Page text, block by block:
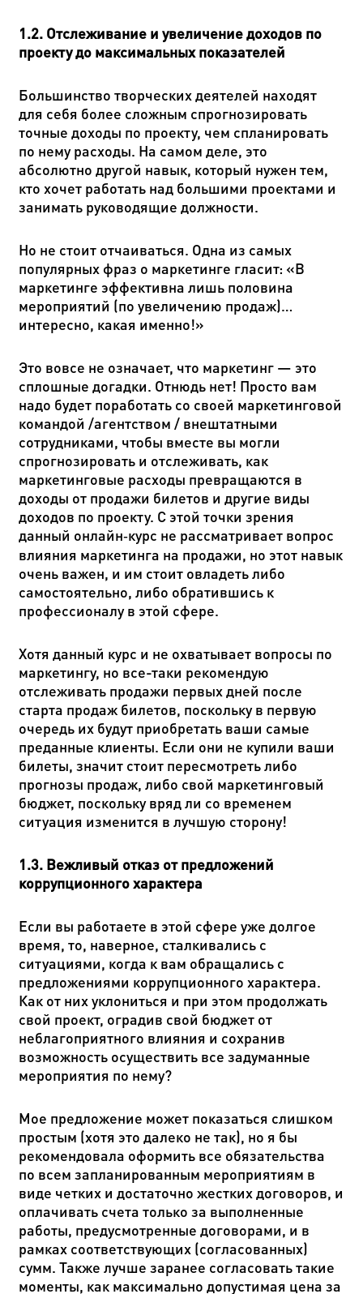
1.2. Отслеживание и увеличение доходов по
проекту до максимальных показателей
Большинство творческих деятелей находят
для себя более сложным спрогнозировать
точные доходы по проекту, чем спланировать
по нему расходы. На самом деле, это
абсолютно другой навык, который нужен тем,
кто хочет работать над большими проектами и
занимать руководящие должности.
Но не стоит отчаиваться. Одна из самых
популярных фраз о маркетинге гласит: «В
маркетинге эффективна лишь половина
мероприятий (по увеличению продаж)…
интересно, какая именно!»
Это вовсе не означает, что маркетинг — это
сплошные догадки. Отнюдь нет! Просто вам
надо будет поработать со своей маркетинговой
командой /агентством / внештатными
сотрудниками, чтобы вместе вы могли
спрогнозировать и отслеживать, как
маркетинговые расходы превращаются в
доходы от продажи билетов и другие виды
доходов по проекту. С этой точки зрения
данный онлайн‑курс не рассматривает вопрос
влияния маркетинга на продажи, но этот навык
очень важен, и им стоит овладеть либо
самостоятельно, либо обратившись к
профессионалу в этой сфере.
Хотя данный курс и не охватывает вопросы по
маркетингу, но все-таки рекомендую
отслеживать продажи первых дней после
старта продаж билетов, поскольку в первую
очередь их будут приобретать ваши самые
преданные клиенты. Если они не купили ваши
билеты, значит стоит пересмотреть либо
прогнозы продаж, либо свой маркетинговый
бюджет, поскольку вряд ли со временем
ситуация изменится в лучшую сторону!
1.3. Вежливый отказ от предложений
коррупционного характера
Если вы работаете в этой сфере уже долгое
время, то, наверное, сталкивались с
ситуациями, когда к вам обращались с
предложениями коррупционного характера.
Как от них уклониться и при этом продолжать
свой проект, оградив свой бюджет от
неблагоприятного влияния и сохранив
возможность осуществить все задуманные
мероприятия по нему?
Мое предложение может показаться слишком
простым (хотя это далеко не так), но я бы
рекомендовала оформить все обязательства
по всем запланированным мероприятиям в
виде четких и достаточно жестких договоров, и
оплачивать счета только за выполненные
работы, предусмотренные договорами, и в
рамках соответствующих (согласованных)
сумм. Также лучше заранее согласовать такие
моменты, как максимально допустимая цена за